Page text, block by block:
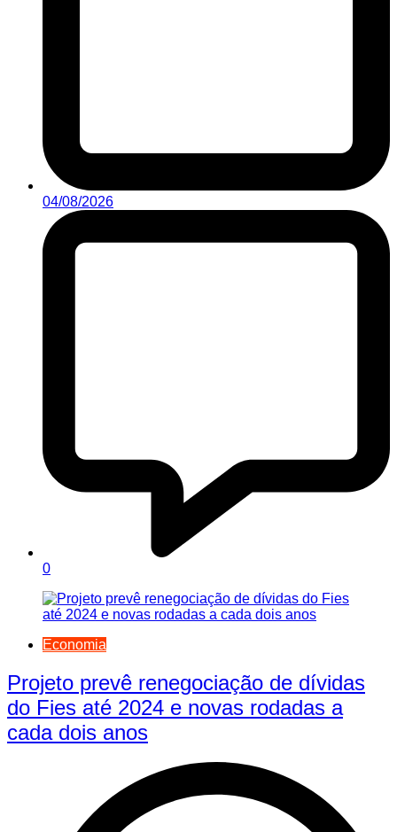
04/08/2026
0
Economia
Projeto prevê renegociação de dívidas
do Fies até 2024 e novas rodadas a
cada dois anos